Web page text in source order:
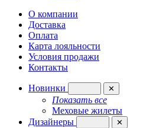
О компании
Доставка
Оплата
Карта лояльности
Условия продажи
Контакты
Новинки ✕
Показать все
Меховые жилеты
Дизайнеры
✕